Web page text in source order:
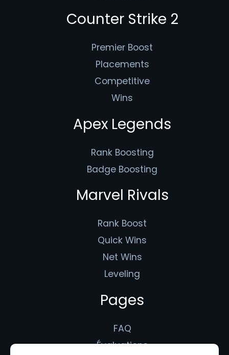
Counter Strike 2
Premier Boost
Placements
Competitive
Wins
Apex Legends
Rank Boosting
Badge Boosting
Marvel Rivals
Rank Boost
Quick Wins
Net Wins
Leveling
Pages
FAQ
Évaluations